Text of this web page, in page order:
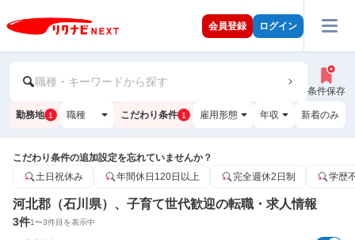
会員登録 ログイン
職種・キーワードから探す
条件保存
勤務地 1 職種 こだわり条件 1 雇用形態 年収 新着のみ
こだわり条件の追加設定を忘れていませんか？
土日祝休み
年間休日120日以上 完全週休2日制 学歴
河北郡（石川県）、子育て世代歓迎の転職・求人情報
3件1〜3件目を表示中